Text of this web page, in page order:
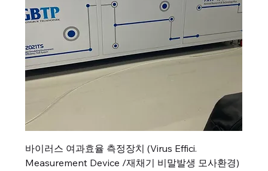
바이러스 여과효율 측정장치 (Virus Effici.
Measurement Device /재채기 비말발생 모사환경)